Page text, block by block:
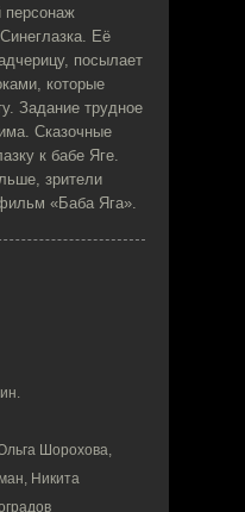
персонаж
Её
посылает
которые
Задание трудное
Сказочные
к бабе Яге.
зрители
«Баба Яга».
Шорохова,
Никита